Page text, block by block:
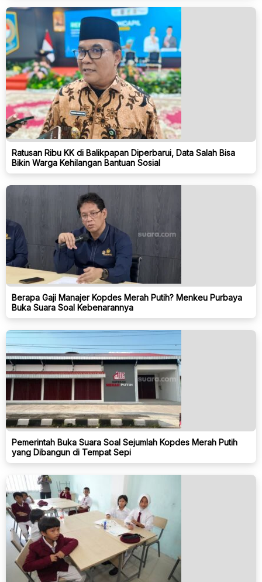
Ratusan Ribu KK di Balikpapan Diperbarui, Data Salah Bisa
Bikin Warga Kehilangan Bantuan Sosial
Berapa Gaji Manajer Kopdes Merah Putih? Menkeu Purbaya
Buka Suara Soal Kebenarannya
Pemerintah Buka Suara Soal Sejumlah Kopdes Merah Putih
yang Dibangun di Tempat Sepi